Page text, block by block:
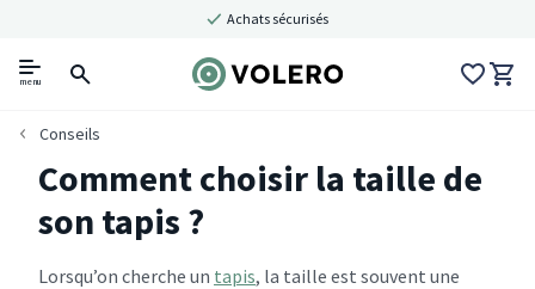
Achats sécurisés
menu
Conseils
Comment choisir la taille de
son tapis ?
Lorsqu’on cherche un tapis, la taille est souvent une